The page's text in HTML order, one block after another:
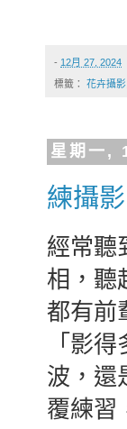
- 12月 27, 2024
標籤： 花卉攝影
星期一,
練攝
經常聽
相，聽
都有前
「影
波，還
覆練習